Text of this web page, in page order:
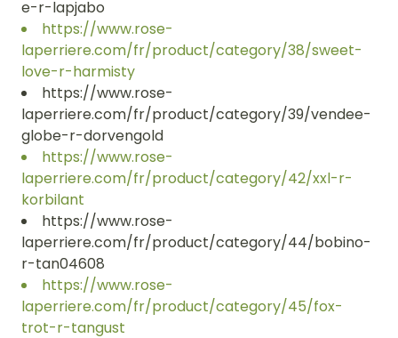
e-r-lapjabo
https://www.rose-
laperriere.com/fr/product/category/38/sweet-
love-r-harmisty
https://www.rose-
laperriere.com/fr/product/category/39/vendee-
globe-r-dorvengold
https://www.rose-
laperriere.com/fr/product/category/42/xxl-r-
korbilant
https://www.rose-
laperriere.com/fr/product/category/44/bobino-
r-tan04608
https://www.rose-
laperriere.com/fr/product/category/45/fox-
trot-r-tangust